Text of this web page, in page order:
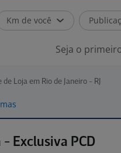
Km de você
Seja o
Loja em Rio de Janeiro - RJ
Exclusiva PCD